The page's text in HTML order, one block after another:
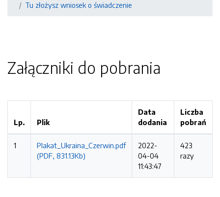
Tu złożysz wniosek o świadczenie
Załączniki do pobrania
Lp. Plik
Data
dodania
Liczba
pobrań
1
Plakat_Ukraina_Czerwin.pdf
(PDF, 831.13Kb)
2022-
04-04
11:43:47
423
razy